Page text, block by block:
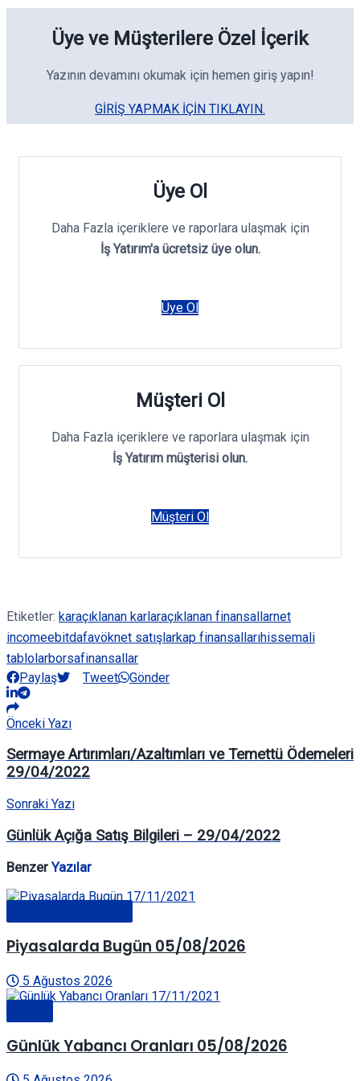
Üye ve Müşterilere Özel İçerik
Yazının devamını okumak için hemen giriş yapın!
GIRIŞ YAPMAK IÇIN TIKLAYIN.
Üye Ol
Daha Fazla içeriklere ve raporlara ulaşmak için
İş Yatırım'a ücretsiz üye olun.
Üye Ol
Müşteri Ol
Daha Fazla içeriklere ve raporlara ulaşmak için
İş Yatırım müşterisi olun.
Müşteri Ol
Etiketler: karaçıklanan karlaraçıklanan finansallarnet
incomeebitdafavöknet satışlarkap finansallarıhissemali
tablolarborsafinansallar
Paylaş
Tweet Gönder
Önceki Yazı
Sermaye Artırımları/Azaltımları ve Temettü Ödemeleri
29/04/2022
Sonraki Yazı
Günlük Açığa Satış Bilgileri – 29/04/2022
BenzerYazılar
Piyasalarda Bugün 05/08/2026
5 Ağustos 2026
Günlük Yabancı Oranları 05/08/2026